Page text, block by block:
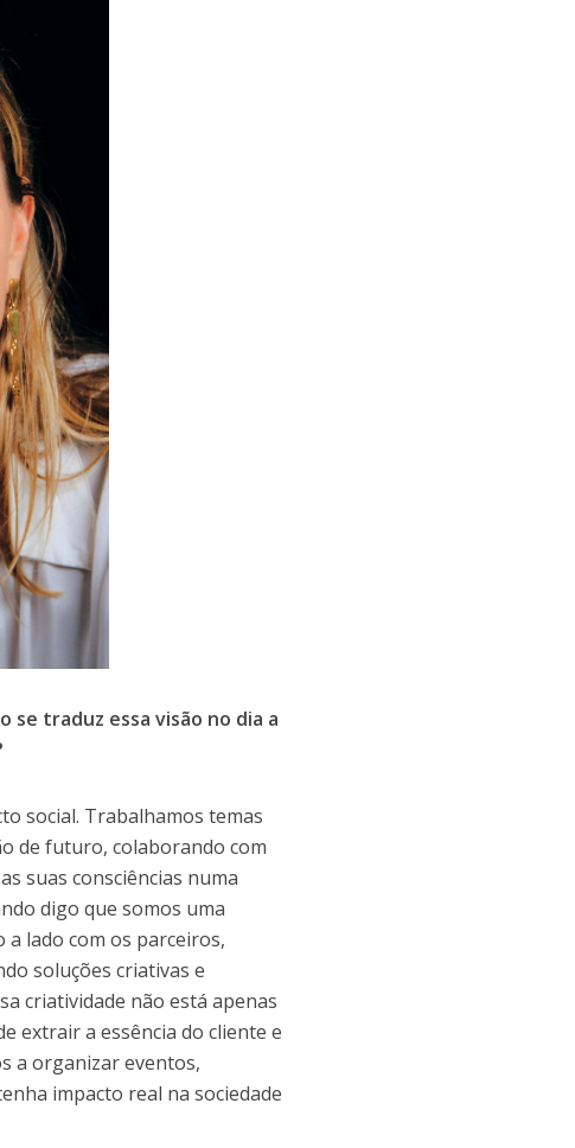
se traduz essa visão no dia a
social. Trabalhamos temas
de futuro, colaborando com
suas consciências numa
digo que somos uma
lado com os parceiros,
soluções criativas e
criatividade não está apenas
extrair a essência do cliente e
a organizar eventos,
impacto real na sociedade